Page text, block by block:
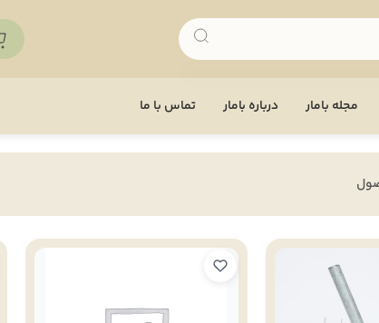
مجله بامار درباره بامار تماس با ما